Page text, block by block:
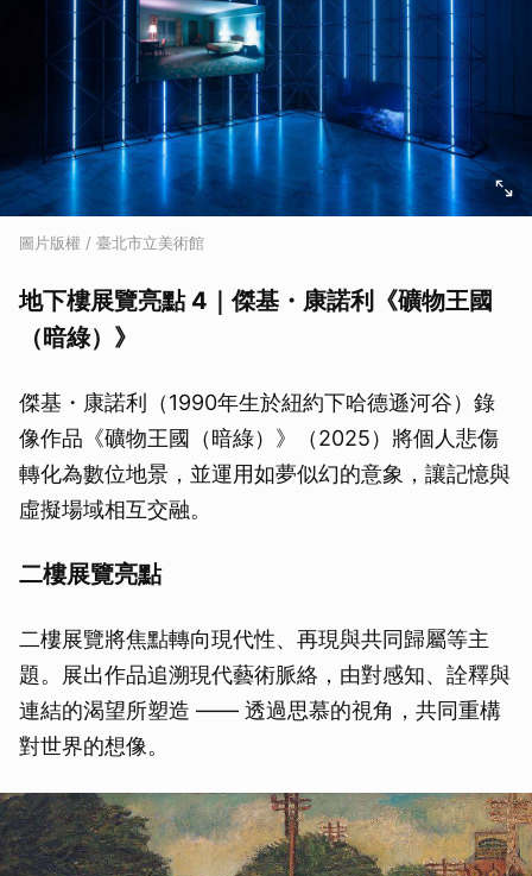
圖片版權 / 臺北市立美術館
地下樓展覽亮點 4｜傑基・康諾利《礦物王國
（暗綠）》
傑基・康諾利（1990年生於紐約下哈德遜河谷）錄
像作品《礦物王國（暗綠）》（2025）將個人悲傷
轉化為數位地景，並運用如夢似幻的意象，讓記憶與
虛擬場域相互交融。
二樓展覽亮點
二樓展覽將焦點轉向現代性、再現與共同歸屬等主
題。展出作品追溯現代藝術脈絡，由對感知、詮釋與
連結的渴望所塑造 —— 透過思慕的視角，共同重構
對世界的想像。